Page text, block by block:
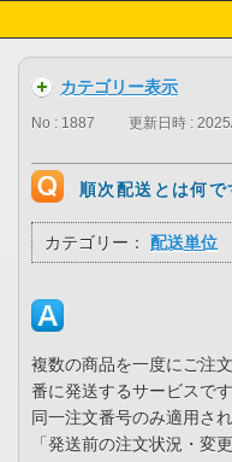
カテゴリー表示
No : 1887 更新日時 :
順次配送とは何で
カテゴリー： 配送単位
複数の商品を一度にご注
番に発送するサービスです
同一注文番号のみ適用さ
「発送前の注文状況・変